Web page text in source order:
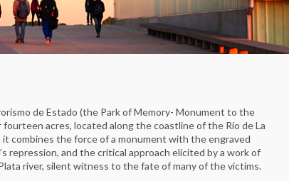
de Estado (the Park of Memory- Monument to the
acres, located along the coastline of the Río de La
it combines the force of a monument with the engraved
repression, and the critical approach elicited by a work of
river, silent witness to the fate of many of the victims.